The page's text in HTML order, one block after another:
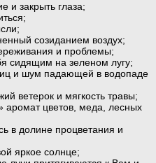
и закрыть глаза;
созиданием воздух;
и проблемы;
сидящим на зеленом лугу;
и шум падающей в водопаде
ветерок и мягкость травы;
аромат цветов, меда, лесных
в долине процветания и
яркое солнце;